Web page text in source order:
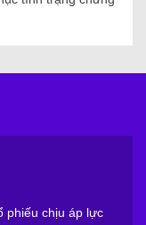
phiếu chịu áp lực